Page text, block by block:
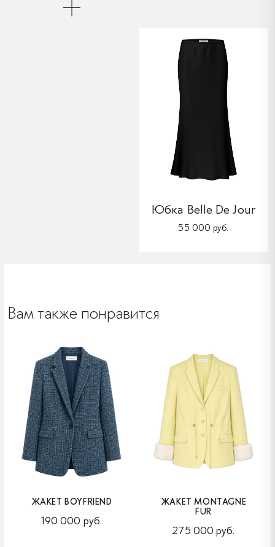
Юбка Belle De Jour
55 000 руб.
Вам также понравится
ЖАКЕТ BOYFRIEND
190 000 руб.
ЖАКЕТ MONTAGNE
FUR
275 000 руб.